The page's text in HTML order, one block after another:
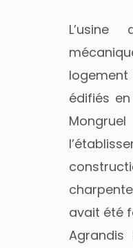
L’usine
édifiés
avait été
Agrandis